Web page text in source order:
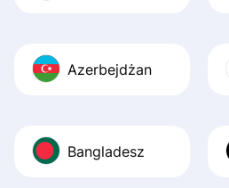
Azerbejdżan
Bangladesz